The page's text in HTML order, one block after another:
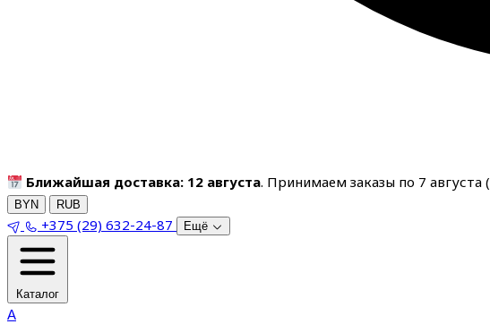
Ближайшая доставка: 12 августа. Принимаем заказы по 7 августа (
BYN RUB
+375 (29) 632-24-87 Ещё
Каталог
A